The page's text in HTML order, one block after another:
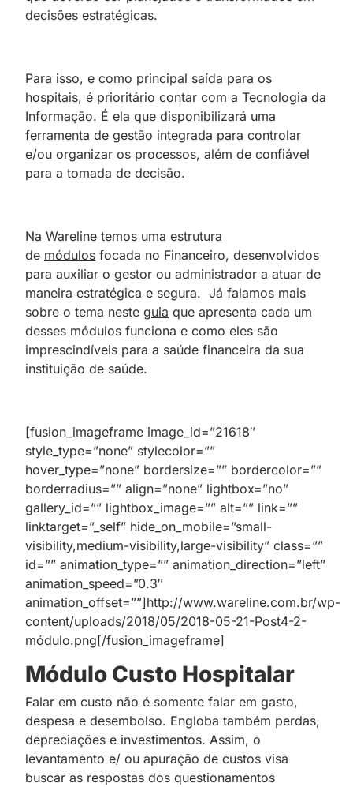
decisões estratégicas.
Para isso, e como principal saída para os
hospitais, é prioritário contar com a Tecnologia da
Informação. É ela que disponibilizará uma
ferramenta de gestão integrada para controlar
e/ou organizar os processos, além de confiável
para a tomada de decisão.
Na Wareline temos uma estrutura
de módulos focada no Financeiro, desenvolvidos
para auxiliar o gestor ou administrador a atuar de
maneira estratégica e segura. Já falamos mais
sobre o tema neste guia que apresenta cada um
desses módulos funciona e como eles são
imprescindíveis para a saúde financeira da sua
instituição de saúde.
[fusion_imageframe image_id=”21618″
style_type=”none” stylecolor=””
hover_type=”none” bordersize=”” bordercolor=””
borderradius=”” align=”none” lightbox=”no”
gallery_id=”” lightbox_image=”” alt=”” link=””
linktarget=”_self” hide_on_mobile=”small-
visibility,medium-visibility,large-visibility” class=””
id=”” animation_type=”” animation_direction=”left”
animation_speed=”0.3″
animation_offset=””]http://www.wareline.com.br/wp-
content/uploads/2018/05/2018-05-21-Post4-2-
módulo.png[/fusion_imageframe]
Módulo Custo Hospitalar
Falar em custo não é somente falar em gasto,
despesa e desembolso. Engloba também perdas,
depreciações e investimentos. Assim, o
levantamento e/ ou apuração de custos visa
buscar as respostas dos questionamentos